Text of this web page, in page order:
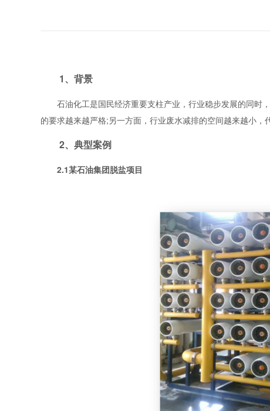
1、背景
石油化工是国民经济重要支柱产业，行业稳步发展的同时，
的要求越来越严格;另一方面，行业废水减排的空间越来越小，
2、典型案例
2.1某石油集团脱盐项目